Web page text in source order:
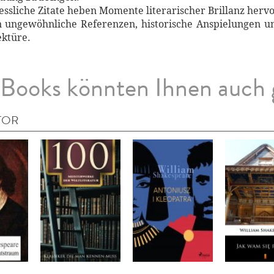
Zitate heben Momente literarischer Brillanz
Referenzen, historische Anspielungen
könnten Ihnen auch